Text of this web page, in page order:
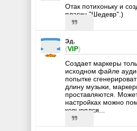
Отак потихоньку и
плагин "Шедевр".)
Эд.
(VIP)
Создает маркеры
исходном файле
попытке
длину музыки,
проставляются.
настройках можно
ковырялся...